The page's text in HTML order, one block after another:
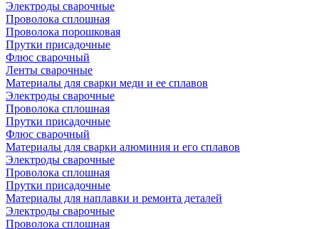
Электроды сварочные
Проволока сплошная
Проволока порошковая
Прутки присадочные
Флюс сварочный
Ленты сварочные
Материалы для сварки меди и ее сплавов
Электроды сварочные
Проволока сплошная
Прутки присадочные
Флюс сварочный
Материалы для сварки алюминия и его сплавов
Электроды сварочные
Проволока сплошная
Прутки присадочные
Материалы для наплавки и ремонта деталей
Электроды сварочные
Проволока сплошная